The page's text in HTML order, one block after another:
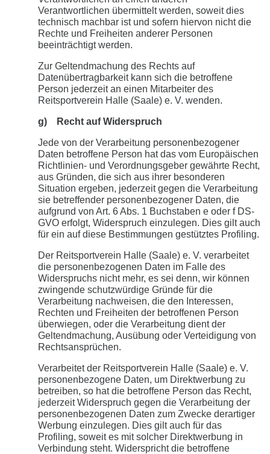
Verantwortlichen übermittelt werden, soweit dies
technisch machbar ist und sofern hiervon nicht die
Rechte und Freiheiten anderer Personen
beeinträchtigt werden.
Zur Geltendmachung des Rechts auf
Datenübertragbarkeit kann sich die betroffene
Person jederzeit an einen Mitarbeiter des
Reitsportverein Halle (Saale) e. V. wenden.
g) Recht auf Widerspruch
Jede von der Verarbeitung personenbezogener
Daten betroffene Person hat das vom Europäischen
Richtlinien- und Verordnungsgeber gewährte Recht,
aus Gründen, die sich aus ihrer besonderen
Situation ergeben, jederzeit gegen die Verarbeitung
sie betreffender personenbezogener Daten, die
aufgrund von Art. 6 Abs. 1 Buchstaben e oder f DS-
GVO erfolgt, Widerspruch einzulegen. Dies gilt auch
für ein auf diese Bestimmungen gestütztes Profiling.
Der Reitsportverein Halle (Saale) e. V. verarbeitet
die personenbezogenen Daten im Falle des
Widerspruchs nicht mehr, es sei denn, wir können
zwingende schutzwürdige Gründe für die
Verarbeitung nachweisen, die den Interessen,
Rechten und Freiheiten der betroffenen Person
überwiegen, oder die Verarbeitung dient der
Geltendmachung, Ausübung oder Verteidigung von
Rechtsansprüchen.
Verarbeitet der Reitsportverein Halle (Saale) e. V.
personenbezogene Daten, um Direktwerbung zu
betreiben, so hat die betroffene Person das Recht,
jederzeit Widerspruch gegen die Verarbeitung der
personenbezogenen Daten zum Zwecke derartiger
Werbung einzulegen. Dies gilt auch für das
Profiling, soweit es mit solcher Direktwerbung in
Verbindung steht. Widerspricht die betroffene